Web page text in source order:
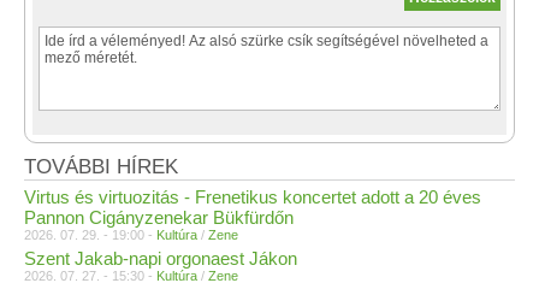
TOVÁBBI HÍREK
Virtus és virtuozitás - Frenetikus koncertet adott a 20 éves
Pannon Cigányzenekar Bükfürdőn
2026. 07. 29. - 19:00 - Kultúra / Zene
Szent Jakab-napi orgonaest Jákon
2026. 07. 27. - 15:30 - Kultúra / Zene